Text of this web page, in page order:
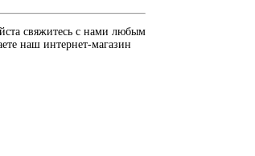
свяжитесь с нами любым
наш интернет-магазин